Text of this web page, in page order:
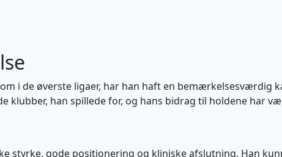
i de øverste ligaer, har han haft en bemærkelsesværdig
klubber, han spillede for, og hans bidrag til holdene har
styrke, gode positionering og kliniske afslutning. Han